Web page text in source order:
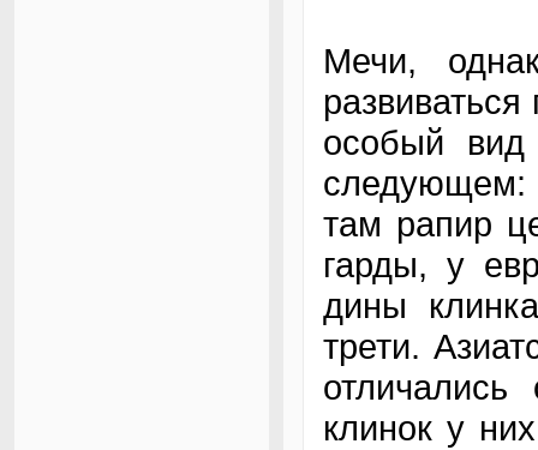
Мечи,
особый вид
следующем:
там рапир
гарды, у
дины
трети.
клинок у